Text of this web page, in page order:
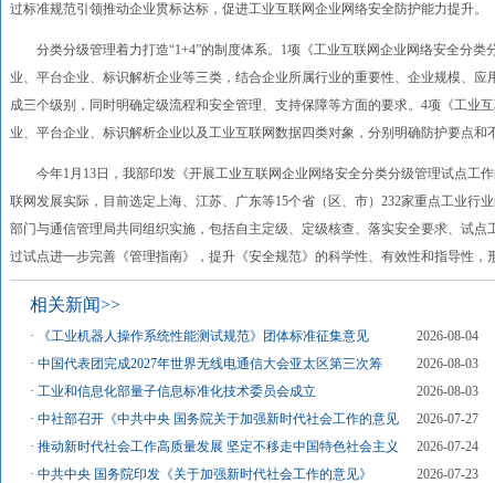
过标准规范引领推动企业贯标达标，促进工业互联网企业网络安全防护能力提升。
分类分级管理着力打造“1+4”的制度体系。1项《工业互联网企业网络安全分类
业、平台企业、标识解析企业等三类，结合企业所属行业的重要性、企业规模、
成三个级别，同时明确定级流程和安全管理、支持保障等方面的要求。4项《工业
业、平台企业、标识解析企业以及工业互联网数据四类对象，分别明确防护要点和
今年1月13日，我部印发《开展工业互联网企业网络安全分类分级管理试点工
联网发展实际，目前选定上海、江苏、广东等15个省（区、市）232家重点工业行
部门与通信管理局共同组织实施，包括自主定级、定级核查、落实安全要求、试
过试点进一步完善《管理指南》，提升《安全规范》的科学性、有效性和指导
相关新闻>>
· 《工业机器人操作系统性能测试规范》团体标准征集意见
2026-08-04
·中国代表团完成2027年世界无线电通信大会亚太区第三次筹
2026-08-03
·工业和信息化部量子信息标准化技术委员会成立
2026-08-03
·中社部召开《中共中央 国务院关于加强新时代社会工作的意见
2026-07-27
·推动新时代社会工作高质量发展 坚定不移走中国特色社会主义
2026-07-24
·中共中央 国务院印发《关于加强新时代社会工作的意见》
2026-07-23